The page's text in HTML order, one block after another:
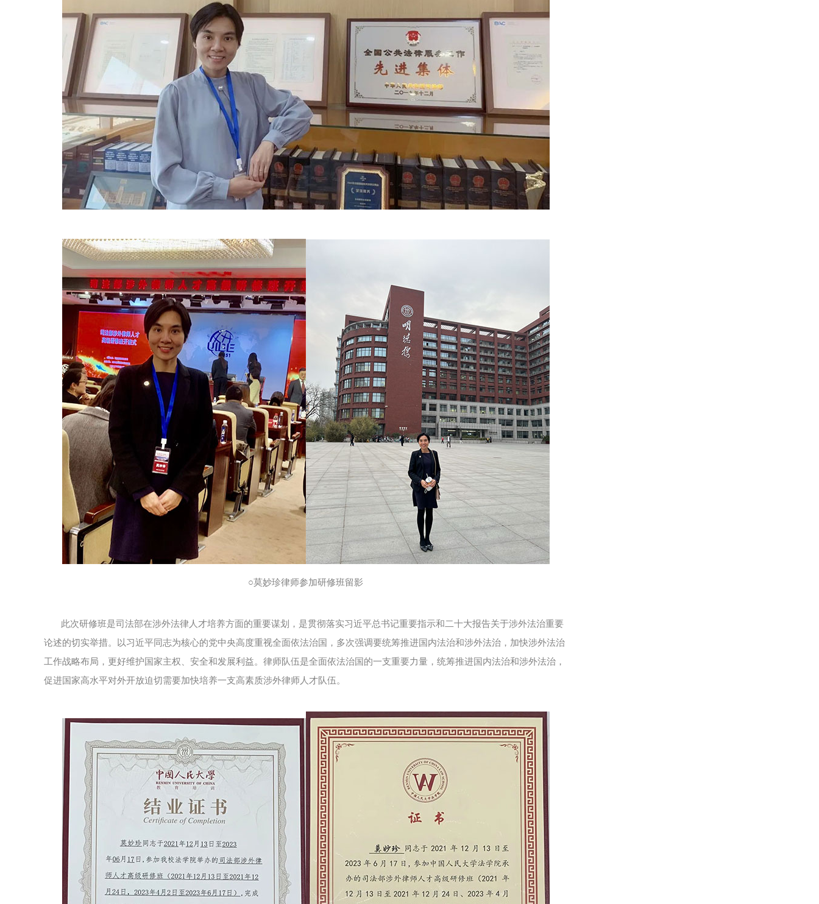
○莫妙珍律师参加研修班留影
此次研修班是司法部在涉外法律人才培养方面的重要谋划，是贯彻落实习近平总书记重要指示和二十大报告关于涉外法治重要
论述的切实举措。以习近平同志为核心的党中央高度重视全面依法治国，多次强调要统筹推进国内法治和涉外法治，加快涉外法治
工作战略布局，更好维护国家主权、安全和发展利益。律师队伍是全面依法治国的一支重要力量，统筹推进国内法治和涉外法治，
促进国家高水平对外开放迫切需要加快培养一支高素质涉外律师人才队伍。